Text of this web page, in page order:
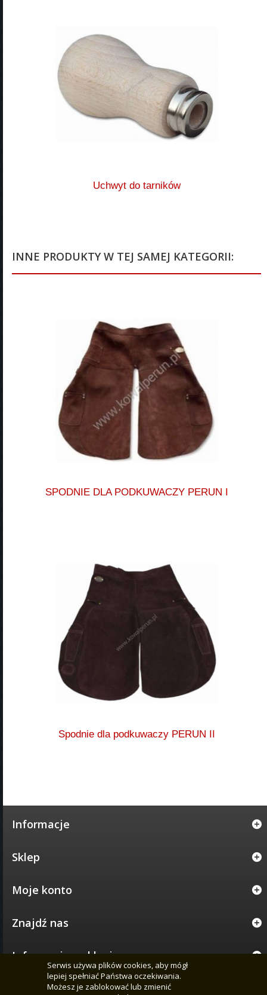
Uchwyt do tarników
INNE PRODUKTY W TEJ SAMEJ KATEGORII:
SPODNIE DLA PODKUWACZY PERUN I
Spodnie dla podkuwaczy PERUN II
Informacje
Sklep
Moje konto
Znajdź nas
Informacja o sklepie
© 2005 - 2026 CENTRUM NARZĘDZI KOWALSKICH PERUN - WSZELKIE
Serwis używa plików cookies, aby mógł
lepiej spełniać Państwa oczekiwania.
Możesz je zablokować lub zmienić